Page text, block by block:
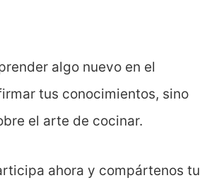
algo nuevo en el
tus conocimientos, sino
el arte de cocinar.
ahora y compártenos tu